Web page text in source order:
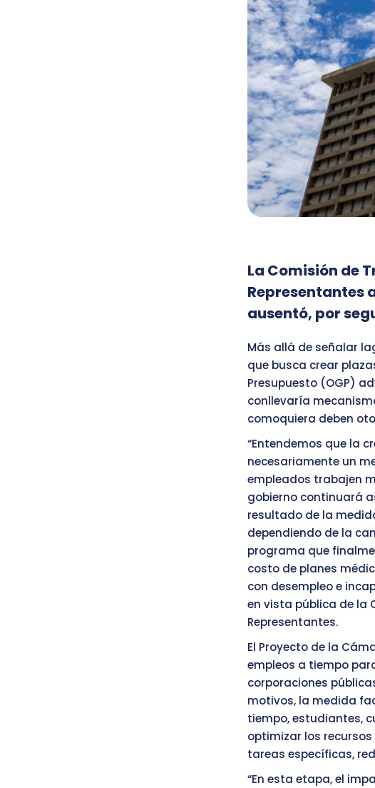
La Comisión de
Representantes
ausentó, por
Más allá de señalar
que busca crear
Presupuesto (OGP)
conllevaría
comoquiera deben
“Entendemos que la
necesariamente un
empleados trabajen
gobierno continuará
resultado de la
dependiendo de la
programa que
costo de planes
con desempleo e
en vista pública de la
Representantes.
El Proyecto de la
empleos a tiempo
corporaciones
motivos, la medida
tiempo, estudiantes,
optimizar los
tareas específicas,
“En esta etapa, el